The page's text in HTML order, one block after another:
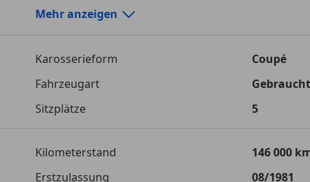
Autokredit-Rechner von durchblicker.at
Autokredit vergleichen
Zu zahlender Gesamtbetrag
€ 105 661,-
Mehr anzeigen
Karosserieform
Coupé
Fahrzeugart
Gebraucht
Sitzplätze
5
Kilometerstand
146 000
Erstzulassung
08/1981